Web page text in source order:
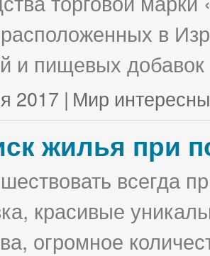
в
и пищевых
2017 | Мир
жилья при
всегда
красивые
огромное